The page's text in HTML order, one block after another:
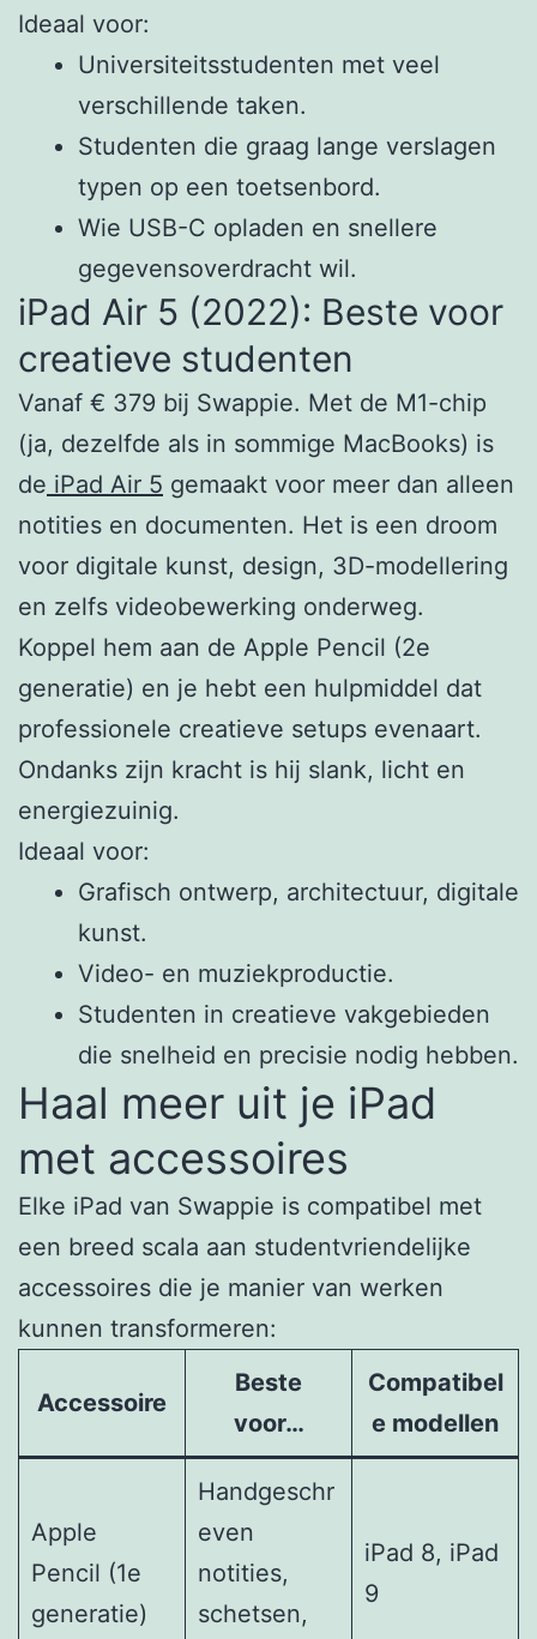
Ideaal voor:
Universiteitsstudenten met veel
verschillende taken.
Studenten die graag lange verslagen
typen op een toetsenbord.
Wie USB-C opladen en snellere
gegevensoverdracht wil.
iPad Air 5 (2022): Beste voor
creatieve studenten
Vanaf € 379 bij Swappie. Met de M1-chip
(ja, dezelfde als in sommige MacBooks) is
de iPad Air 5 gemaakt voor meer dan alleen
notities en documenten. Het is een droom
voor digitale kunst, design, 3D-modellering
en zelfs videobewerking onderweg.
Koppel hem aan de Apple Pencil (2e
generatie) en je hebt een hulpmiddel dat
professionele creatieve setups evenaart.
Ondanks zijn kracht is hij slank, licht en
energiezuinig.
Ideaal voor:
Grafisch ontwerp, architectuur, digitale
kunst.
Video- en muziekproductie.
Studenten in creatieve vakgebieden
die snelheid en precisie nodig hebben.
Haal meer uit je iPad
met accessoires
Elke iPad van Swappie is compatibel met
een breed scala aan studentvriendelijke
accessoires die je manier van werken
kunnen transformeren:
Accessoire
Beste
voor…
Compatibel
e modellen
Apple
Pencil (1e
generatie)
Handgeschr
even
notities,
schetsen,
iPad 8, iPad
9